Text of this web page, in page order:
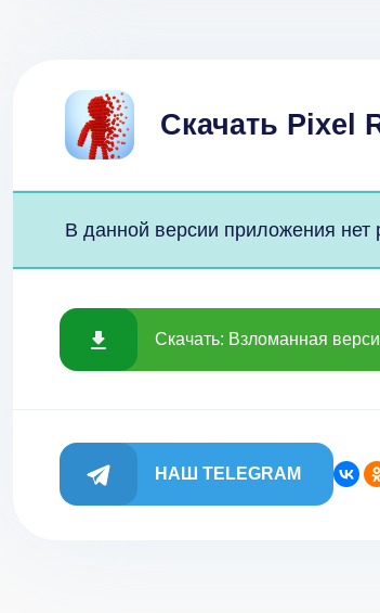
Скачать Pixel
В данной версии приложения нет
Скачать: Взломанная
НАШ TELEGRAM